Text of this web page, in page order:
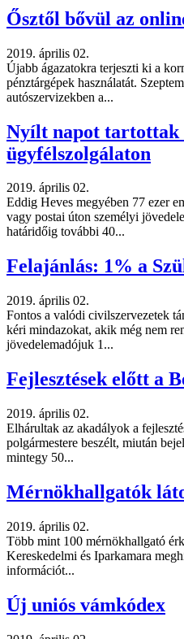
Ősztől bővül az
2019. április 02.
Újabb ágazatokra terjeszti ki a
pénztárgépek használatát.
autószervizekben a...
Nyílt napot tartottak
ügyfélszolgálaton
2019. április 02.
Eddig Heves megyében 77 ezer
vagy postai úton személyi
határidőig további 40...
Felajánlás: 1% a
2019. április 02.
Fontos a valódi civilszervezetek
kéri mindazokat, akik még nem
jövedelemadójuk 1...
Fejlesztések előtt a
2019. április 02.
Elhárultak az akadályok a
polgármestere beszélt, miután
mintegy 50...
Mérnökhallgatók
2019. április 02.
Több mint 100 mérnökhallgató
Kereskedelmi és Iparkamara
információt...
Új uniós vámkódex